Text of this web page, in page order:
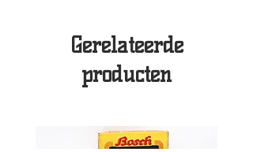
Gerelateerde
producten